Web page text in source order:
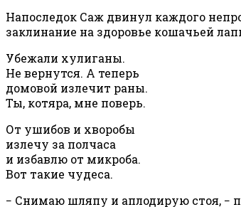
Напоследок Саж двинул каждого
заклинание на здоровье кошачьей
Убежали хулиганы.
Не вернутся. А теперь
домовой излечит раны.
Ты, котяра, мне поверь.
От ушибов и хворобы
излечу за полчаса
и избавлю от микроба.
Вот такие чудеса.
− Снимаю шляпу и аплодирую стоя, −